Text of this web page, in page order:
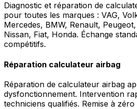
Diagnostic et réparation de
pour toutes les marques : VAG,
Mercedes, BMW, Renault,
Nissan, Fiat, Honda. Échange
compétitifs.
Réparation calculateur airbag
Réparation de calculateur airbag
dysfonctionnement. Intervention
techniciens qualifiés. Remise à